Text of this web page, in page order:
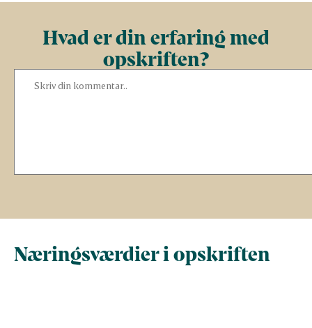
Hvad er din erfaring med
opskriften?
Næringsværdier i opskriften